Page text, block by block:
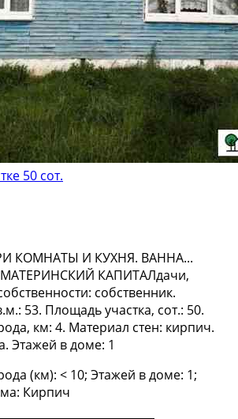
50 сот.
КОМНАТЫ И КУХНЯ. ВАННА...
КАПИТАЛдачи,
собственник.
53. Площадь участка, сот.: 50.
км: 4. Материал стен: кирпич.
Этажей в доме: 1
(км): < 10; Этажей в доме: 1;
Кирпич